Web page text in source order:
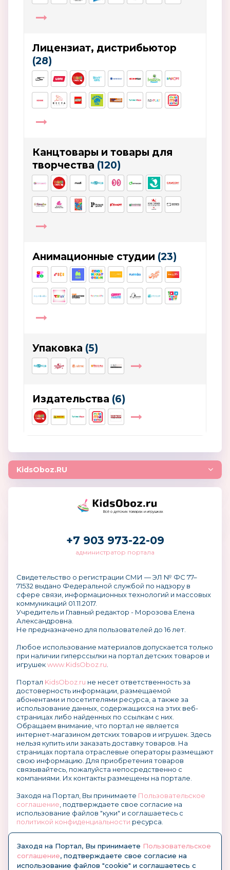
Лицензиат, дистрибьютор
(28)
Канцтовары и товары для
творчества (120)
Анимационные студии (23)
Упаковка (5)
Издательства (6)
KidsOboz.RU
Всё о детских товарах и игрушках
+7 903 973-22-09
администратор портала
Свидетельство о регистрации СМИ — ЭЛ № ФС 77–
71532 выдано Федеральной службой по надзору в
сфере связи, информационных технологий и массовых
коммуникаций 01.11.2017.
Учредитель и Главный редактор - Морозова Елена
Александровна.
Не предназначено для пользователей до 16 лет.
Любое использование материалов допускается только
при наличии гиперссылки на портал детских товаров и
игрушекwww.KidsOboz.ru
Портал KidsOboz.ru не несет ответственность за
достоверность информации, размещаемой
абонентами и посетителями ресурса, а также за
использование данных, содержащихся на этих веб-
страницах либо найденных по ссылкам с них.
Обращаем внимание, что портал не является
интернет-магазином детских товаров и игрушек. Здесь
нельзя купить или заказать доставку товаров. На
страницах портала отраслевые операторы размещают
свою информацию. Для приобретения товаров
связывайтесь, пожалуйста непосредственно с
компаниями. Их контакты размещены на портале.
Заходя на Портал, Вы принимаете Пользовательское
соглашение , подтверждаете свое согласие на
использование файлов "куки" и соглашаетесь с
политикой конфиденциальности ресурса.
Заходя на Портал, Вы принимаете Пользовательское
соглашение, подтверждаете свое согласие на
использование файлов "cookie" и соглашаетесь с